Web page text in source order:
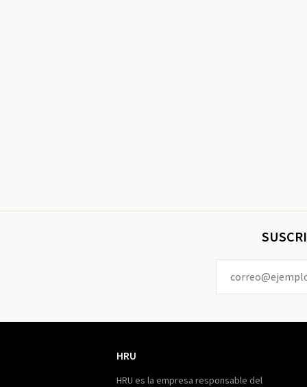
HRU
HRU es la empresa responsable del